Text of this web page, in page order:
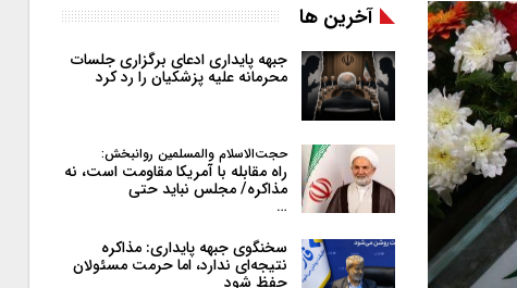
آخرین ها
جبهه پایداری ادعای برگزاری جلسات
محرمانه علیه پزشکیان را رد کرد
حجت‌الاسلام والمسلمین روانبخش:
راه مقابله با آمریکا مقاومت است، نه
مذاکره/ مجلس نباید حتی
…
سخنگوی جبهه پایداری: مذاکره
نتیجه‌ای ندارد، اما حرمت مسئولان
حفظ شود